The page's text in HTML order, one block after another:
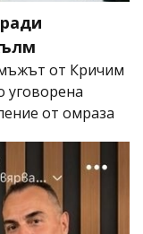
от Кричим
уговорена
от омраза